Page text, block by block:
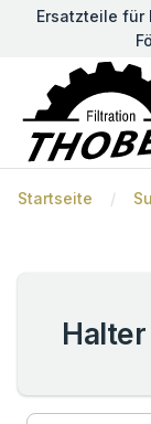
Ersatzteile für
Startseite
Halter